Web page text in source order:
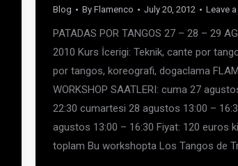
Blog By Flamenco July 20, 2012 Leave
PATADAS POR TANGOS 27 – 28 – 29
2010 Kurs İcerigi: Teknik, cante por
por tangos, koreografi, dogaclama
WORKSHOP SAATLERI: cuma 27
22:30 cumartesi 28 agustos 13:00 –
agustos 13:00 – 16:30 Fiyat: 120 euros
toplam Bu workshopta Los Tangos de